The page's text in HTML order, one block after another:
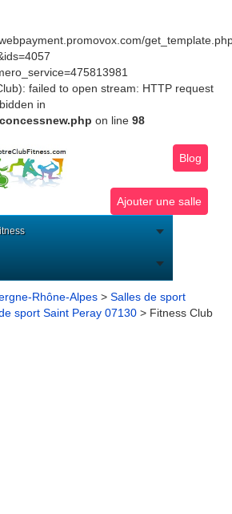
failed to open stream: HTTP request
in
on line 98
Blog
Ajouter une salle
Rhône-Alpes > Salles de sport
sport Saint Peray 07130 > Fitness Club